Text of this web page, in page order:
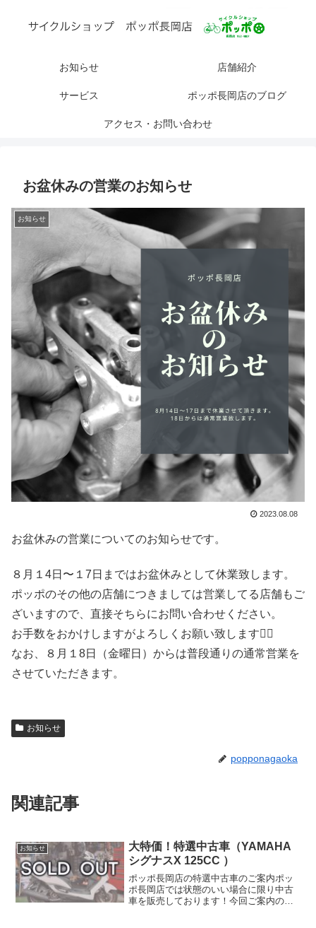
お知らせ 店舗紹介
サービス ポッポ長岡店のブログ
アクセス・お問い合わせ
お盆休みの営業のお知らせ
お知らせ
2023.08.08
お盆休みの営業についてのお知らせです。
８月１4日〜１7日まではお盆休みとして休業致します。
ポッポのその他の店舗につきましては営業してる店舗もご
ざいますので、直接そちらにお問い合わせください。
お手数をおかけしますがよろしくお願い致します🙇‍♀️
なお、８月１8日（金曜日）からは普段通りの通常営業を
させていただきます。
お知らせ
popponagaoka
関連記事
お知らせ
大特価！特選中古車（YAMAHA
シグナスX 125CC ）
ポッポ長岡店の特選中古車のご案内ポッ
ポ長岡店では状態のいい場合に限り中古
車を販売しております！今回ご案内の中